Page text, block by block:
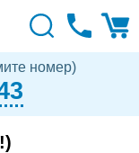
номер)